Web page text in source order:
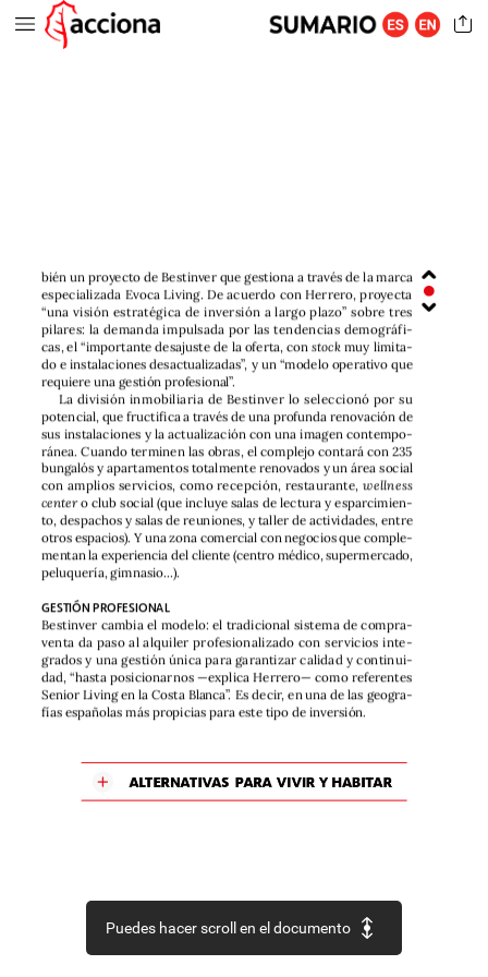
biénunproyecto de Bestinver que gestiona a través de lamarca
especializada Evoca Living. De acuerdo con Herrero, proyecta
“una visión estratégica de inversión a largo plazo” sobre tres
pilares: la demanda impulsada por las tendencias demográfi-
cas, el “importante desajuste de la oferta, con stock muy limita-
do e instalaciones desactualizadas”, y un “modelo operativo que
requiere una gestión profesional”.
La división inmobiliaria de Bestinver lo seleccionó por su
potencial, que fructificaa través de una profunda renovación de
sus instalaciones y la actualización con una imagen contempo-
ránea. Cuando terminen las obras, el complejo contará con 235
bungalós yapartamentos totalmente renovados yun áreasocial
con amplios servicios, como recepción, restaurante, wellness
center o club social (que incluye salas de lectura y esparcimien-
to, despachos y salasde reuniones, y taller de actividades, entre
otros espacios). Yunazona comercial connegociosquecomple-
mentanlaexperienciadel cliente(centro médico,supermercado,
peluquería,gimnasio...).
GESTIÓN PROFESIONAL
Bestinver cambia el modelo: el tradicional sistema de compra-
venta da paso al alquiler profesionalizado con servicios inte-
grados y una gestión única para garantizar calidad y continui-
dad, “hasta posicionarnos —explica Herrero— como referentes
Senior LivingenlaCosta Blanca”. Es decir, enunadelas geogra-
fíasespañolasmás propiciaspara este tipode inversión.
manes,holandesesyescandinavos,conlaideaderetirarseenla
Blanca. Además de clima, gastronomía, seguridad, aten-
sanitariayunapoblaciónlocalacogedora,lesatraeunavida
programasdemindfulness.
sinergia con ACCIONA refleja en orientación
resort con sistemas de eficiencia energética y control
consumos,fuentes deenergíarenovable, movilidadeléctrica
ALTERNATIVAS PARA VIVIR Y HABITAR
Puedes hacer scroll en el documento